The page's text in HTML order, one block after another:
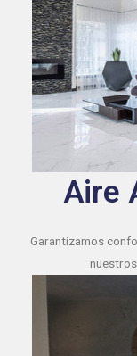
Aire
Garantizamos